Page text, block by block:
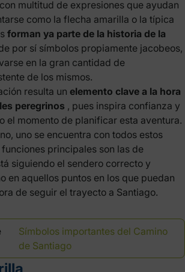
multitud de expresiones que ayudan
como la flecha amarilla o la típica
forman ya parte de la historia de la
por sí símbolos propiamente jacobeos,
en la gran cantidad de
de los mismos.
resulta un elemento clave a la hora
peregrinos , pues inspira confianza y
el momento de planificar esta aventura.
uno se encuentra con todos estos
principales son las de
siguiendo el sendero correcto y
en aquellos puntos en los que puedan
de seguir el trayecto a Santiago.
Símbolos importantes del Camino
de Santiago